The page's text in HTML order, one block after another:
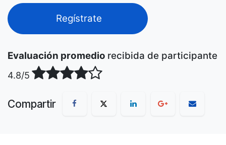
Regístrate
Evaluación promedio recibida de participante
4.8/5
Compartir